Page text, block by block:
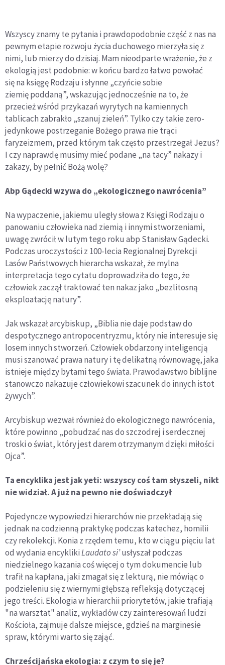
Wszyscy znamy te pytania i prawdopodobnie część z nas na
pewnym etapie rozwoju życia duchowego mierzyła się z
nimi, lub mierzy do dzisiaj. Mam nieodparte wrażenie, że z
ekologią jest podobnie: w końcu bardzo łatwo powołać
się na księgę Rodzaju i słynne „czyńcie sobie
ziemię poddaną”, wskazując jednocześnie na to, że
przecież wśród przykazań wyrytych na kamiennych
tablicach zabrakło „szanuj zieleń”. Tylko czy takie zero-
jedynkowe postrzeganie Bożego prawa nie trąci
faryzeizmem, przed którym tak często przestrzegał Jezus?
I czy naprawdę musimy mieć podane „na tacy” nakazy i
zakazy, by pełnić Bożą wolę?
Abp Gądecki wzywa do „ekologicznego nawrócenia”
Na wypaczenie, jakiemu uległy słowa z Księgi Rodzaju o
panowaniu człowieka nad ziemią i innymi stworzeniami,
uwagę zwrócił w lutym tego roku abp Stanisław Gądecki.
Podczas uroczystości z 100-lecia Regionalnej Dyrekcji
Lasów Państwowych hierarcha wskazał, że mylna
interpretacja tego cytatu doprowadziła do tego, że
człowiek zaczął traktować ten nakaz jako „bezlitosną
eksploatację natury”.
Jak wskazał arcybiskup, „Biblia nie daje podstaw do
despotycznego antropocentryzmu, który nie interesuje się
losem innych stworzeń. Człowiek obdarzony inteligencją
musi szanować prawa natury i tę delikatną równowagę, jaka
istnieje między bytami tego świata. Prawodawstwo biblijne
stanowczo nakazuje człowiekowi szacunek do innych istot
żywych”.
Arcybiskup wezwał również do ekologicznego nawrócenia,
które powinno „pobudzać nas do szczodrej i serdecznej
troski o świat, który jest darem otrzymanym dzięki miłości
Ojca”.
Ta encyklika jest jak yeti: wszyscy coś tam słyszeli, nikt
nie widział. A już na pewno nie doświadczył
Pojedyncze wypowiedzi hierarchów nie przekładają się
jednak na codzienną praktykę podczas katechez, homilii
czy rekolekcji. Konia z rzędem temu, kto w ciągu pięciu lat
od wydania encyklikiLaudato si’usłyszał podczas
niedzielnego kazania coś więcej o tym dokumencie lub
trafił na kapłana, jaki zmagał się z lekturą, nie mówiąc o
podzieleniu się z wiernymi głębszą refleksją dotyczącej
jego treści. Ekologia w hierarchii priorytetów, jakie trafiają
"na warsztat" analiz, wykładów czy zainteresowań ludzi
Kościoła, zajmuje dalsze miejsce, gdzieś na marginesie
spraw, którymi warto się zająć.
Chrześcijańska ekologia: z czym to się je?